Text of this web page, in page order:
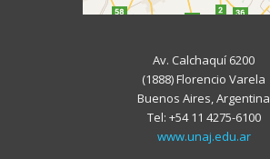
Av. Calchaquí 6200
(1888) Florencio Varela
Buenos Aires, Argentina
Tel: +54 11 4275-6100
www.unaj.edu.ar